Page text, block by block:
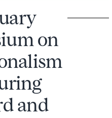
on
and